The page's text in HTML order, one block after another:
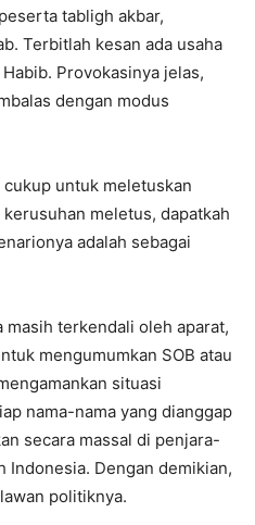
tabligh akbar,
Terbitlah kesan ada usaha
Provokasinya jelas,
dengan modus
untuk meletuskan
meletus, dapatkah
adalah sebagai
masih terkendali oleh aparat,
mengumumkan SOB atau
situasi
nama-nama yang dianggap
secara massal di penjara-
Indonesia. Dengan demikian,
politiknya.